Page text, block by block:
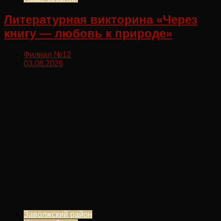
Литературная викторина «Через
книгу — любовь к природе»
Филиал №12
03.08.2026
Заволжский район